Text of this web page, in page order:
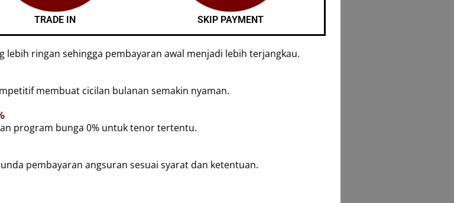
TRADE IN SKIP PAYMENT
lebih ringan sehingga pembayaran awal menjadi lebih terjangkau.
membuat cicilan bulanan semakin nyaman.
program bunga 0% untuk tenor tertentu.
pembayaran angsuran sesuai syarat dan ketentuan.